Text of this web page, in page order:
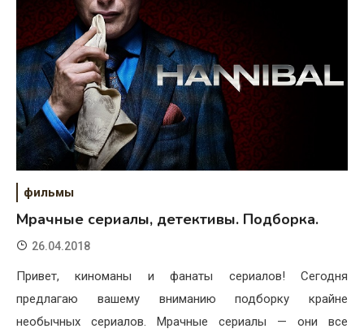
фильмы
Мрачные сериалы, детективы. Подборка.
26.04.2018
Привет, киноманы и фанаты сериалов! Сегодня
предлагаю вашему вниманию подборку крайне
необычных сериалов. Мрачные сериалы — они все